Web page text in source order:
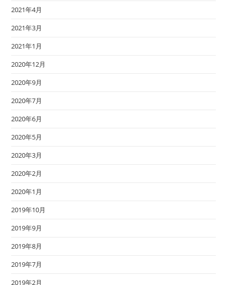
2021年4月
2021年3月
2021年1月
2020年12月
2020年9月
2020年7月
2020年6月
2020年5月
2020年3月
2020年2月
2020年1月
2019年10月
2019年9月
2019年8月
2019年7月
2019年2月